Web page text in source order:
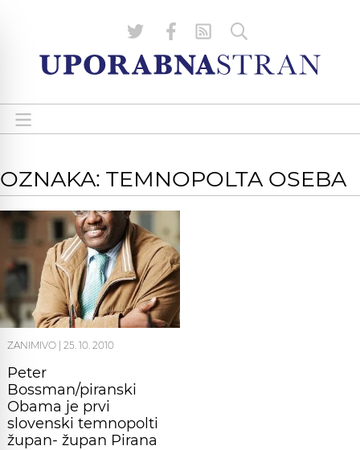
OZNAKA: TEMNOPOLTA OSEBA
ZANIMIVO 25. 10. 2010
Peter
Bossman/piranski
Obama je prvi
slovenski temnopolti
župan- župan Pirana